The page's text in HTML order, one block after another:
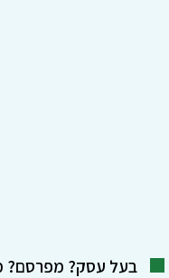
בעל עסק? מפרסם?